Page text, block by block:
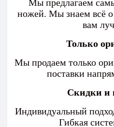
Мы предлагаем
ножей. Мы знаем всё
вам
Только
Мы продаем только
поставки
Скидки и
Индивидуальный
Гибкая